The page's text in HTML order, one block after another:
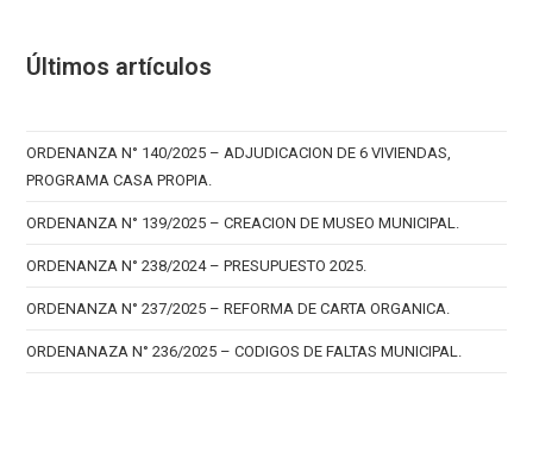
Últimos artículos
ORDENANZA N° 140/2025 – ADJUDICACION DE 6 VIVIENDAS,
PROGRAMA CASA PROPIA.
ORDENANZA N° 139/2025 – CREACION DE MUSEO MUNICIPAL.
ORDENANZA N° 238/2024 – PRESUPUESTO 2025.
ORDENANZA N° 237/2025 – REFORMA DE CARTA ORGANICA.
ORDENANAZA N° 236/2025 – CODIGOS DE FALTAS MUNICIPAL.